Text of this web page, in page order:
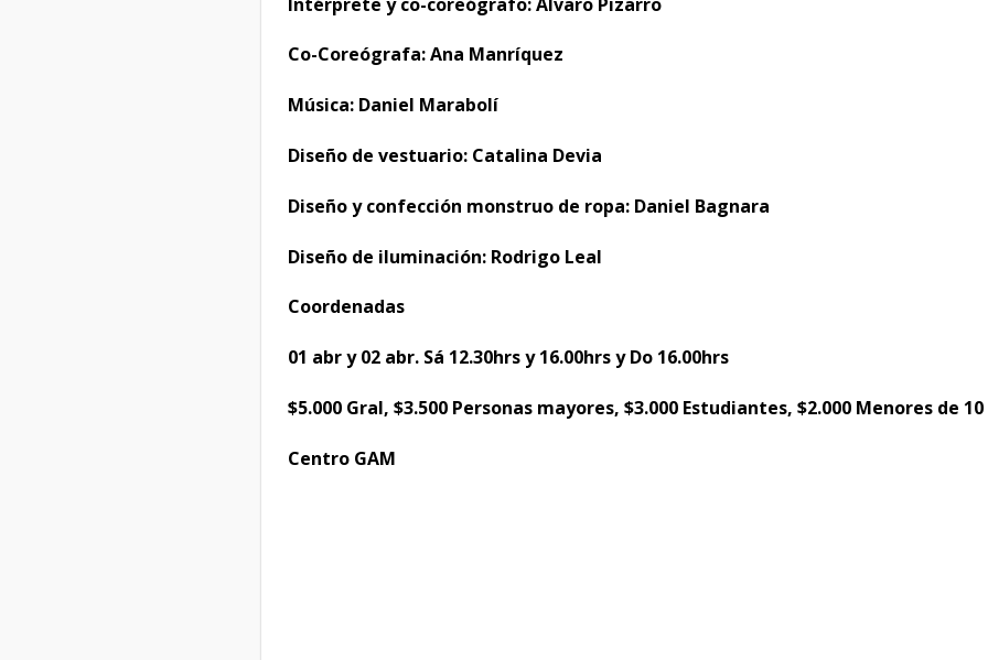
Co-Coreógrafa: Ana Manríquez
Música: Daniel Marabolí
Diseño de vestuario: Catalina Devia
Diseño y confección monstruo de ropa: Daniel Bagnara
Diseño de iluminación: Rodrigo Leal
Coordenadas
01 abr y 02 abr. Sá 12.30hrs y 16.00hrs y Do 16.00hrs
$5.000 Gral, $3.500 Personas mayores, $3.000 Estudiantes, $2.000 Menores de
Centro GAM